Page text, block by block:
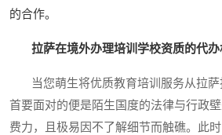
的合作。
拉萨在境外办理培训学校资质的代办
当您萌生将优质教育培训服务从拉萨
首要面对的便是陌生国度的法律与行政
费力，且极易因不了解细节而触礁。此